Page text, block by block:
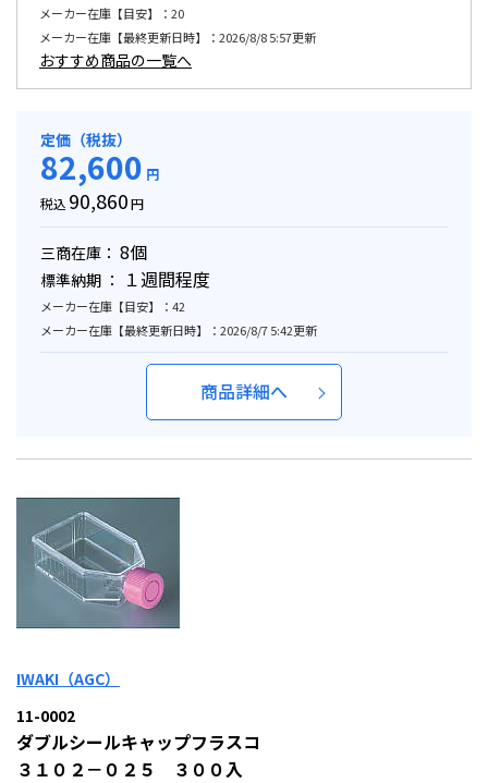
メーカー在庫【目安】：20
メーカー在庫【最終更新日時】：2026/8/8 5:57更新
おすすめ商品の一覧へ
定価（税抜）
82,600 円
税込 90,860円
三商在庫： 8個
標準納期 ： １週間程度
メーカー在庫【目安】：42
メーカー在庫【最終更新日時】：2026/8/7 5:42更新
商品詳細へ
IWAKI（AGC）
11-0002
ダブルシールキャップフラスコ
３１０２－０２５ ３００入